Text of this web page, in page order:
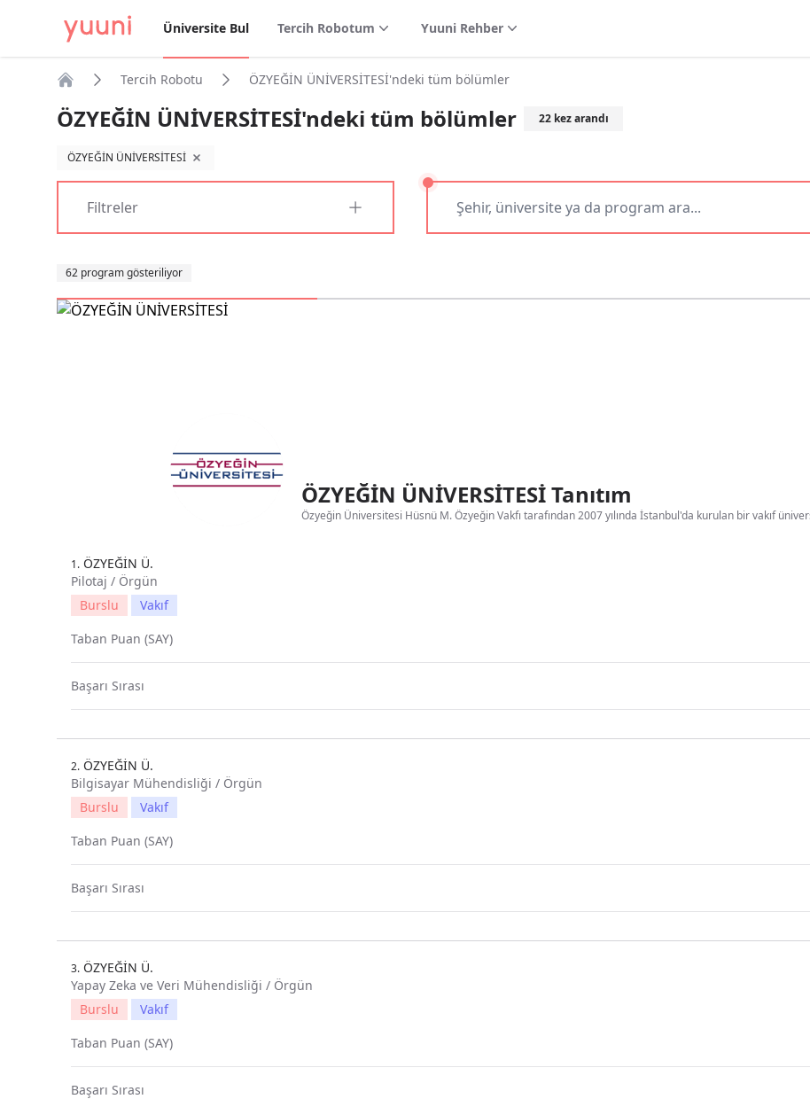
Üniversite Bul Tercih Robotum Yuuni Rehber
Tercih Robotu ÖZYEĞİN ÜNİVERSİTESİ'ndeki tüm bölümler
ÖZYEĞİN ÜNİVERSİTESİ'ndeki tüm bölümler 22kez arandı
ÖZYEĞİN ÜNİVERSİTESİ filtreyi kaldır
Filtreler
62 program gösteriliyor
ÖZYEĞİN ÜNİVERSİTESİ Tanıtım
Özyeğin Üniversitesi Hüsnü M. Özyeğin Vakfı tarafından 2007 yılında İstanbul'da kurulan bir vakıf
1. ÖZYEĞİN Ü.
Pilotaj / Örgün
Burslu
Vakıf
Taban Puan (SAY)
Başarı Sırası
2. ÖZYEĞİN Ü.
Bilgisayar Mühendisliği / Örgün
Burslu
Vakıf
Taban Puan (SAY)
Başarı Sırası
3. ÖZYEĞİN Ü.
Yapay Zeka ve Veri Mühendisliği / Örgün
Burslu
Vakıf
Taban Puan (SAY)
Başarı Sırası